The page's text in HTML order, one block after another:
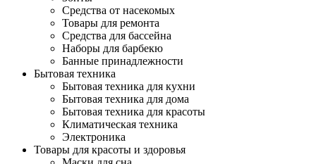
Средства от насекомых
Товары для ремонта
Средства для бассейна
Наборы для барбекю
Банные принадлежности
Бытовая техника
Бытовая техника для кухни
Бытовая техника для дома
Бытовая техника для красоты
Климатическая техника
Электроника
Товары для красоты и здоровья